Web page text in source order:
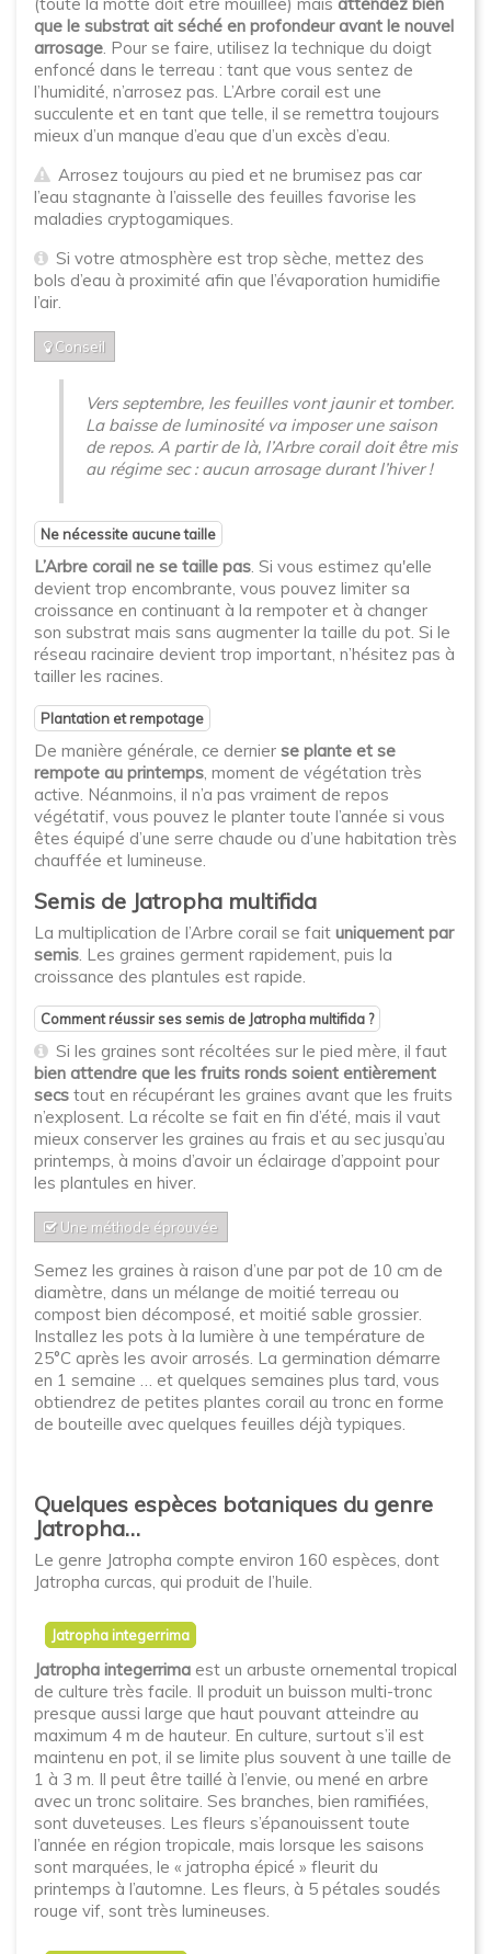
que le substrat ait séché en profondeur avant le nouvel
arrosage. Pour se faire, utilisez la technique du doigt
enfoncé dans le terreau : tant que vous sentez de
l’humidité, n’arrosez pas. L’Arbre corail est une
succulente et en tant que telle, il se remettra toujours
mieux d’un manque d’eau que d’un excès d’eau.
Arrosez toujours au pied et ne brumisez pas car
l’eau stagnante à l’aisselle des feuilles favorise les
maladies cryptogamiques.
Si votre atmosphère est trop sèche, mettez des
bols d’eau à proximité afin que l’évaporation humidifie
l’air.
Conseil
Vers septembre, les feuilles vont jaunir et tomber.
La baisse de luminosité va imposer une saison
de repos. A partir de là, l’Arbre corail doit être mis
au régime sec : aucun arrosage durant l’hiver !
Ne nécessite aucune taille
L’Arbre corail ne se taille pas. Si vous estimez qu'elle
devient trop encombrante, vous pouvez limiter sa
croissance en continuant à la rempoter et à changer
son substrat mais sans augmenter la taille du pot. Si le
réseau racinaire devient trop important, n’hésitez pas à
tailler les racines.
Plantation et rempotage
De manière générale, ce dernier se plante et se
rempote au printemps, moment de végétation très
active. Néanmoins, il n’a pas vraiment de repos
végétatif, vous pouvez le planter toute l’année si vous
êtes équipé d’une serre chaude ou d’une habitation très
chauffée et lumineuse.
Semis de Jatropha multifida
La multiplication de l’Arbre corail se fait uniquement par
semis. Les graines germent rapidement, puis la
croissance des plantules est rapide.
Comment réussir ses semis de Jatropha multifida ?
Si les graines sont récoltées sur le pied mère, il faut
bien attendre que les fruits ronds soient entièrement
secs tout en récupérant les graines avant que les fruits
n’explosent. La récolte se fait en fin d’été, mais il vaut
mieux conserver les graines au frais et au sec jusqu’au
printemps, à moins d’avoir un éclairage d’appoint pour
les plantules en hiver.
Une méthode éprouvée
Semez les graines à raison d’une par pot de 10 cm de
diamètre, dans un mélange de moitié terreau ou
compost bien décomposé, et moitié sable grossier.
Installez les pots à la lumière à une température de
25°C après les avoir arrosés. La germination démarre
en 1 semaine … et quelques semaines plus tard, vous
obtiendrez de petites plantes corail au tronc en forme
de bouteille avec quelques feuilles déjà typiques.
Quelques espèces botaniques du genre
Jatropha…
Le genre Jatropha compte environ 160 espèces, dont
Jatropha curcas, qui produit de l’huile.
Jatropha integerrima
Jatropha integerrima est un arbuste ornemental tropical
de culture très facile. Il produit un buisson multi-tronc
presque aussi large que haut pouvant atteindre au
maximum 4 m de hauteur. En culture, surtout s’il est
maintenu en pot, il se limite plus souvent à une taille de
1 à 3 m. Il peut être taillé à l’envie, ou mené en arbre
avec un tronc solitaire. Ses branches, bien ramifiées,
sont duveteuses. Les fleurs s’épanouissent toute
l’année en région tropicale, mais lorsque les saisons
sont marquées, le « jatropha épicé » fleurit du
printemps à l’automne. Les fleurs, à 5 pétales soudés
rouge vif, sont très lumineuses.